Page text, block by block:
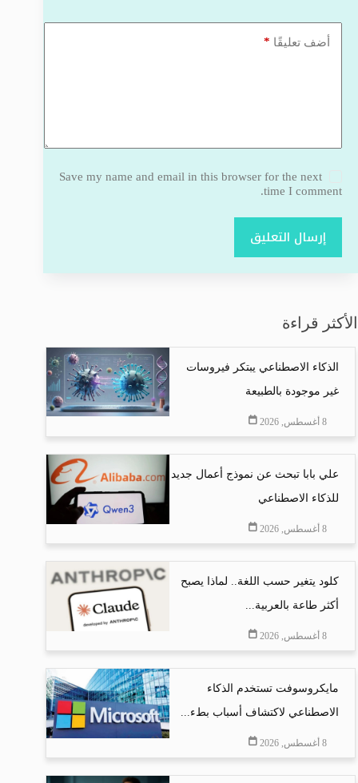
أضف تعليقًا *
Save my name and email in this browser for the next
time I comment.
إرسال التعليق
الأكثر قراءة
الذكاء الاصطناعي يبتكر فيروسات
غير موجودة بالطبيعة
8 أغسطس, 2026
علي بابا تبحث عن نموذج أعمال جديد
للذكاء الاصطناعي
8 أغسطس, 2026
كلود يتغير حسب اللغة.. لماذا يصبح
أكثر طاعة بالعربية...
8 أغسطس, 2026
مايكروسوفت تستخدم الذكاء
الاصطناعي لاكتشاف أسباب بطء...
8 أغسطس, 2026